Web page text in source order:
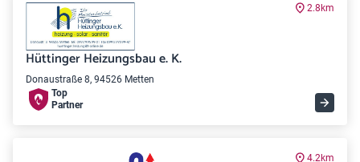
2.8km
Hüttinger Heizungsbau e. K.
Donaustraße 8, 94526 Metten
Top
Partner
4.2km